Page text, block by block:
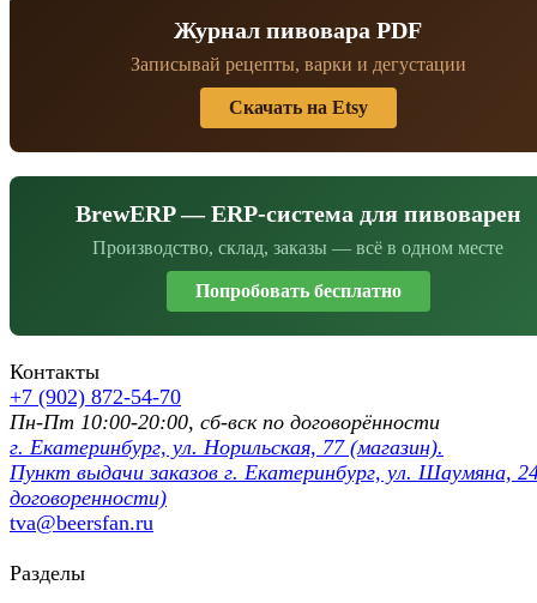
Журнал пивовара PDF
Записывай рецепты, варки и дегустации
Скачать на Etsy
BrewERP — ERP-система для пивоварен
Производство, склад, заказы — всё в одном месте
Попробовать бесплатно
Контакты
+7 (902) 872-54-70
Пн-Пт 10:00-20:00, сб-вск по договорённости
г. Екатеринбург, ул. Норильская, 77 (магазин).
Пункт выдачи заказов г. Екатеринбург, ул. Шаумяна,
договоренности)
tva@beersfan.ru
Разделы